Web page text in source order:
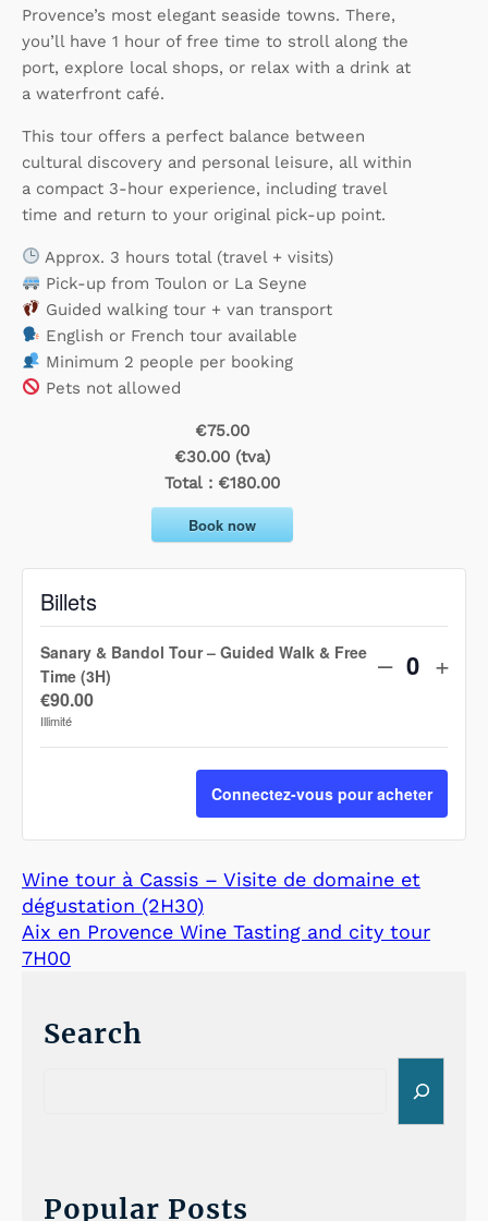
Provence’s most elegant seaside towns. There,
you’ll have 1 hour of free time to stroll along the
port, explore local shops, or relax with a drink at
a waterfront café.
This tour offers a perfect balance between
cultural discovery and personal leisure, all within
a compact 3-hour experience, including travel
time and return to your original pick-up point.
Approx. 3 hours total (travel + visits)
Pick-up from Toulon or La Seyne
Guided walking tour + van transport
English or French tour available
Minimum 2 people per booking
Pets not allowed
€75.00
€30.00 (tva)
Total : €180.00
Book now
Billets
Sanary & Bandol Tour – Guided Walk & Free
Time (3H)
€90.00
Illimité
D
m
i
n
e
r
–
Q
a
n
t
i
é
A
g
m
e
u
+
Connectez-vous pour acheter
Wine tour à Cassis – Visite de domaine et
dégustation (2H30)
Aix en Provence Wine Tasting and city tour
7H00
Search
h
Popular Posts